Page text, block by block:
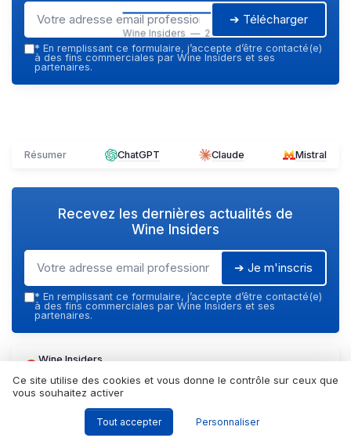
Wine Insiders — 2026
➔ Télécharger
* En remplissant ce formulaire, j’accepte d’être contacté(e)
à des fins commerciales par Wine Insiders et ses
partenaires.
Résumer ChatGPT Claude Mistral
Recevez les dernières actualités de
Wine Insiders
➔ Je m'inscris
* En remplissant ce formulaire, j’accepte d’être contacté(e)
à des fins commerciales par Wine Insiders et ses
partenaires.
Wine Insiders
Ajoutez-nous à vos sources préférées sur Google
Parole d'experts
Ce site utilise des cookies et vous donne le contrôle sur ceux que
vous souhaitez activer
Tout accepter Personnaliser